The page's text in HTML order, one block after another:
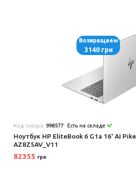
Возвращаем
3140 грн
Код товара:998577 Есть на складе
Ноутбук HP EliteBook 6 G1a 16' AI
AZ8Z5AV_V11
82355 грн